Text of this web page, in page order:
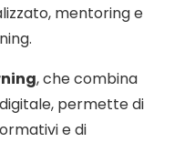
mentoring e
, che combina
permette di
e di